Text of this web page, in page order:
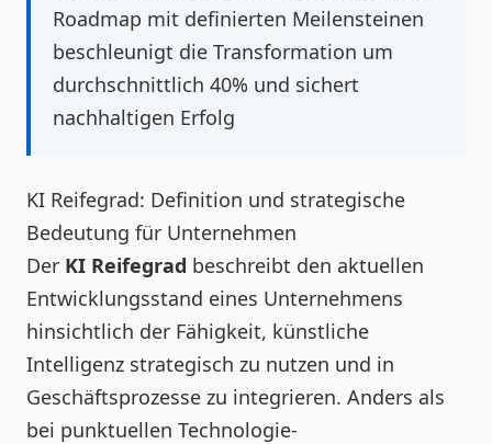
Roadmap mit definierten Meilensteinen
beschleunigt die Transformation um
durchschnittlich 40% und sichert
nachhaltigen Erfolg
KI Reifegrad: Definition und strategische
Bedeutung für Unternehmen
Der KI Reifegrad beschreibt den aktuellen
Entwicklungsstand eines Unternehmens
hinsichtlich der Fähigkeit, künstliche
Intelligenz strategisch zu nutzen und in
Geschäftsprozesse zu integrieren. Anders als
bei punktuellen Technologie-